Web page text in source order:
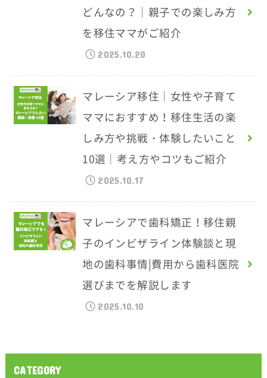
どんなの？｜親子での楽しみ方
を移住ママがご紹介
2025.10.20
マレーシア移住｜女性や子育て
ママにおすすめ！移住生活の楽
しみ方や挑戦・体験したいこと
10選｜考え方やコツもご紹介
2025.10.17
マレーシアで歯科矯正！移住親
子のインビザライン体験談と現
地の歯科事情|費用から歯科医院
選びまでを解説します
2025.10.10
CATEGORY